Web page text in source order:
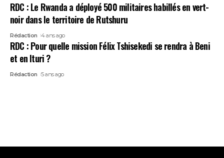
RDC : Le Rwanda a déployé 500 militaires habillés en vert-
noir dans le territoire de Rutshuru
Rédaction 4 ans ago
RDC : Pour quelle mission Félix Tshisekedi se rendra à Beni
et en Ituri ?
Rédaction 5 ans ago